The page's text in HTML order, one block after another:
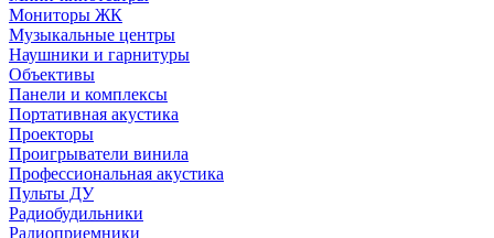
Мониторы ЖК
Музыкальные центры
Наушники и гарнитуры
Объективы
Панели и комплексы
Портативная акустика
Проекторы
Проигрыватели винила
Профессиональная акустика
Пульты ДУ
Радиобудильники
Радиоприемники